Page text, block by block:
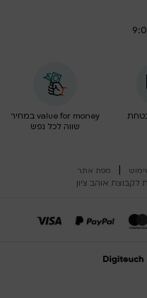
value for money במחיר
שווה לכל נפש
מפת אתר